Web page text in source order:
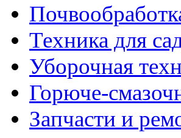
Техника для
Уборочная
Горюче-
Запчасти и